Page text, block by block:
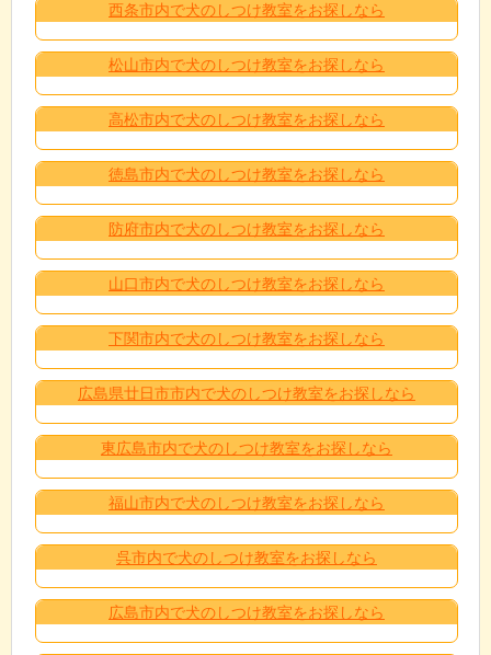
西条市内で犬のしつけ教室をお探しなら
松山市内で犬のしつけ教室をお探しなら
高松市内で犬のしつけ教室をお探しなら
徳島市内で犬のしつけ教室をお探しなら
防府市内で犬のしつけ教室をお探しなら
山口市内で犬のしつけ教室をお探しなら
下関市内で犬のしつけ教室をお探しなら
広島県廿日市市内で犬のしつけ教室をお探しなら
東広島市内で犬のしつけ教室をお探しなら
福山市内で犬のしつけ教室をお探しなら
呉市内で犬のしつけ教室をお探しなら
広島市内で犬のしつけ教室をお探しなら